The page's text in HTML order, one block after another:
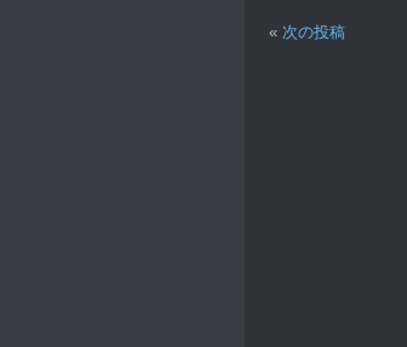
« 次の投稿